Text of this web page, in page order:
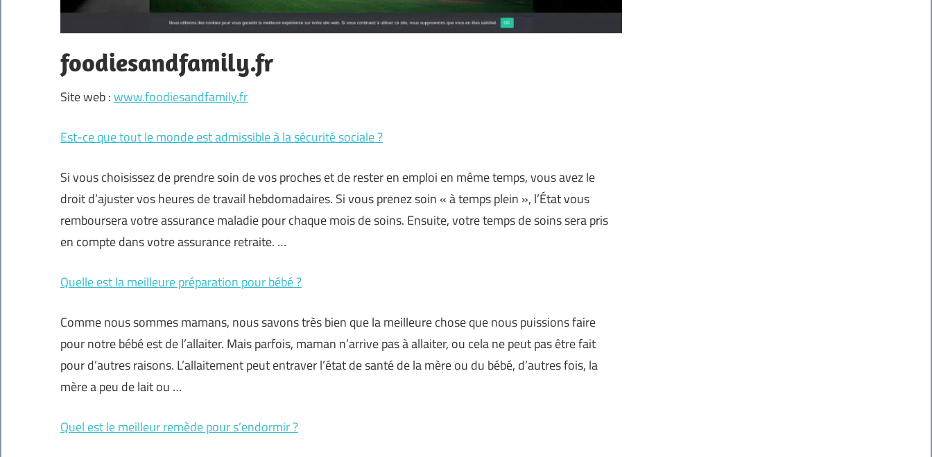
foodiesandfamily.fr
Site web :www.foodiesandfamily.fr
Est-ce que tout le monde est admissible à la sécurité sociale ?
Si vous choisissez de prendre soin de vos proches et de rester en emploi en même temps, vous avez le
droit d’ajuster vos heures de travail hebdomadaires. Si vous prenez soin « à temps plein », l’État vous
remboursera votre assurance maladie pour chaque mois de soins. Ensuite, votre temps de soins sera pris
en compte dans votre assurance retraite. …
Quelle est la meilleure préparation pour bébé ?
Comme nous sommes mamans, nous savons très bien que la meilleure chose que nous puissions faire
pour notre bébé est de l’allaiter. Mais parfois, maman n’arrive pas à allaiter, ou cela ne peut pas être fait
pour d’autres raisons. L’allaitement peut entraver l’état de santé de la mère ou du bébé, d’autres fois, la
mère a peu de lait ou …
Quel est le meilleur remède pour s’endormir ?